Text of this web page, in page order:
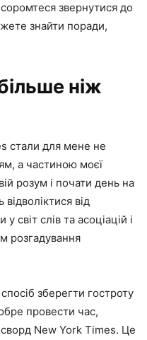
звернутися до
знайти поради,
ніж
стали для мене не
а частиною моєї
розум і почати день на
від
світ слів та асоціацій і
розгадування
зберегти гостроту
провести час,
New York Times. Це